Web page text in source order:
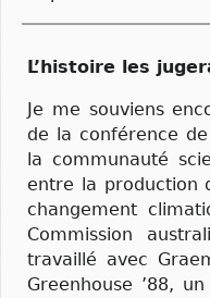
L’histoire les
Je me souviens
de la conférence
la communauté
entre la production
changement
Commission
travaillé avec
Greenhouse ’88,